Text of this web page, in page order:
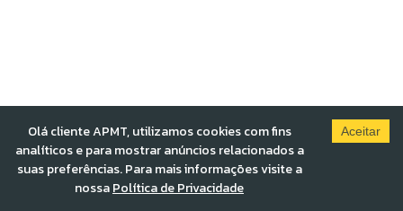
Olá cliente APMT, utilizamos cookies com fins
analíticos e para mostrar anúncios relacionados a
suas preferências. Para mais informações visite a
nossaPolítica de Privacidade
Aceitar